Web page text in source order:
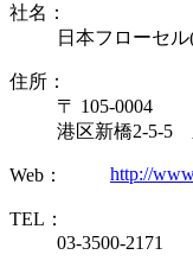
社名：
日本フローセ
住所：
〒 105-0004
港区新橋2-5-5
Web： http://
TEL：
03-3500-2171